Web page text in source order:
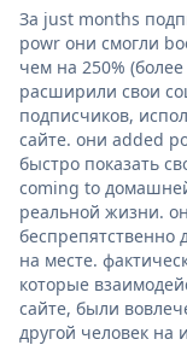
За just months
powr они смогли
чем на 250%
расширили свои
подписчиков,
сайте. они added
быстро показать
coming to
реальной жизни.
беспрепятственно
на месте.
которые
сайте, были
другой человек на